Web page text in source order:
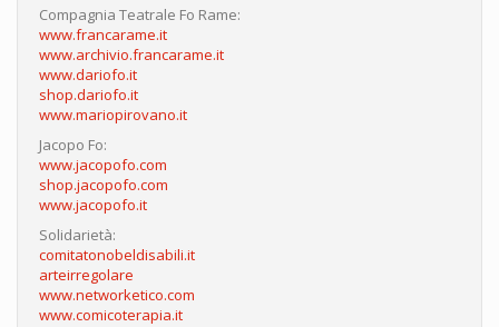
Compagnia Teatrale Fo Rame:
www.francarame.it
www.archivio.francarame.it
www.dariofo.it
shop.dariofo.it
www.mariopirovano.it
Jacopo Fo:
www.jacopofo.com
shop.jacopofo.com
www.jacopofo.it
Solidarietà:
comitatonobeldisabili.it
arteirregolare
www.networketico.com
www.comicoterapia.it